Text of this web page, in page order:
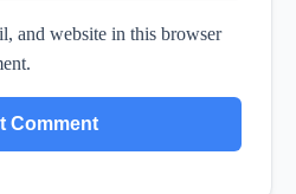
and website in this browser